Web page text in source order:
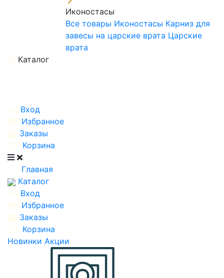
Иконостасы
Все товары Иконостасы Карниз для
завесы на царские врата Царские
врата
Каталог
Вход
Избранное
Заказы
Корзина
Главная
Каталог
Вход
Избранное
Заказы
Корзина
Новинки Акции